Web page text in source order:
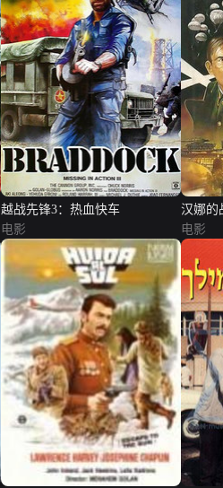
越战先锋3：热血快车
电影
汉娜的
电影